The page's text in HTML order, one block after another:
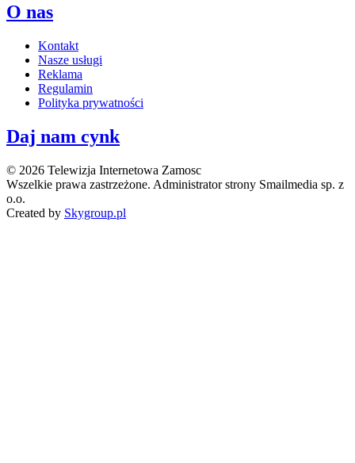
O nas
Kontakt
Nasze usługi
Reklama
Regulamin
Polityka prywatności
Daj nam cynk
© 2026 Telewizja Internetowa Zamosc
Wszelkie prawa zastrzeżone. Administrator strony Smailmedia sp. z
o.o.
Created by Skygroup.pl